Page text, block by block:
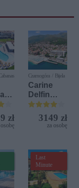
zł
Czarnogóra / Bijela
Carine
Delfin
Bijela (ex.
Iberostar
Bijela
3149 zł
za osobę
Last
Minute